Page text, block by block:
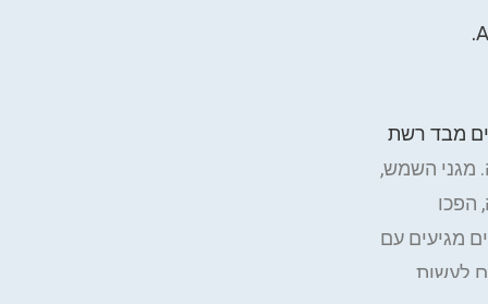
מבד רשת
מגני השמש,
הפכו
מגיעים עם
לעשות